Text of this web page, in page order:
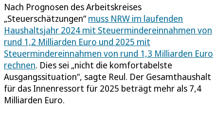
Nach Prognosen des Arbeitskreises
„Steuerschätzungen“ muss NRW im laufenden
Haushaltsjahr 2024 mit Steuermindereinnahmen von
rund 1,2 Milliarden Euro und 2025 mit
Steuermindereinnahmen von rund 1,3 Milliarden Euro
rechnen. Dies sei „nicht die komfortabelste
Ausgangssituation“, sagte Reul. Der Gesamthaushalt
für das Innenressort für 2025 beträgt mehr als 7,4
Milliarden Euro.